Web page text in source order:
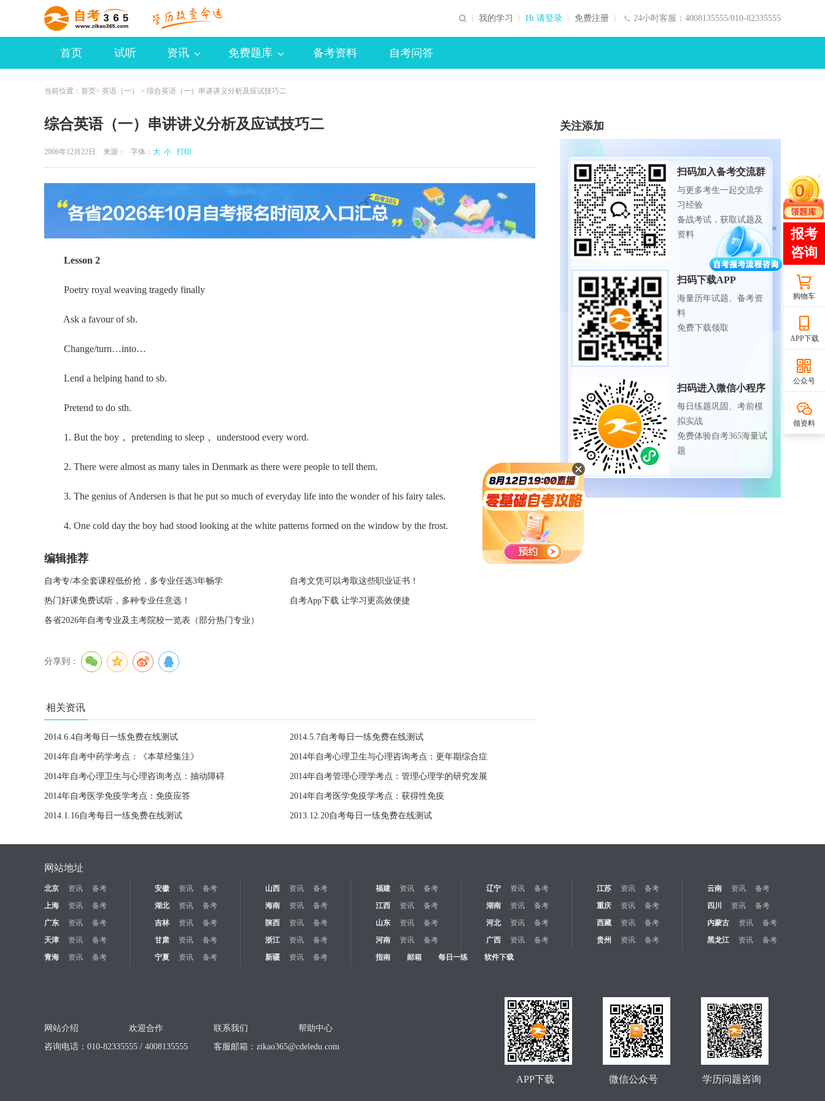
24小时客服：4008135555/010-82335555
我的学习 Hi 请登录 免费注册
首页 试听 资讯 免费题库 备考资料 自考问答
当前位置： 首页> 英语（一） > 综合英语（一）串讲讲义分析及应试技巧二
综合英语（一）串讲讲义分析及应试技巧二
2006年12月22日 来源： 字体： 大 小 打印
Lesson 2
Poetry royal weaving tragedy finally
Ask a favour of sb.
Change/turn…into…
Lend a helping hand to sb.
Pretend to do sth.
1. But the boy， pretending to sleep， understood every word.
2. There were almost as many tales in Denmark as there were people to tell them.
3. The genius of Andersen is that he put so much of everyday life into the wonder of his fairy tales.
4. One cold day the boy had stood looking at the white patterns formed on the window by the frost.
编辑推荐
自考专/本全套课程低价抢，多专业任选3年畅学 自考文凭可以考取这些职业证书！
热门好课免费试听，多种专业任意选！ 自考App下载 让学习更高效便捷
各省2026年自考专业及主考院校一览表（部分热门专业）
分享到：
相关资讯
2014.6.4自考每日一练免费在线测试 2014.5.7自考每日一练免费在线测试
2014年自考中药学考点：《本草经集注》 2014年自考心理卫生与心理咨询考点：更年期综合症
2014年自考心理卫生与心理咨询考点：抽动障碍 2014年自考管理心理学考点：管理心理学的研究发展
2014年自考医学免疫学考点：免疫应答 2014年自考医学免疫学考点：获得性免疫
2014.1.16自考每日一练免费在线测试 2013.12.20自考每日一练免费在线测试
关注添加
扫码加入备考交流群
与更多考生一起交流学
习经验
备战考试，获取试题及
资料
扫码下载APP
海量历年试题、备考资
料
免费下载领取
扫码进入微信小程序
每日练题巩固、考前模
拟实战
免费体验自考365海量试
题
购物车
APP下载
公众号
领资料
网站地址
北京 资讯 备考 安徽 资讯 备考 山西 资讯 备考 福建 资讯 备考 辽宁 资讯 备考 江苏 资讯 备考 云南 资讯
备考
上海
资讯 备考 湖北 资讯 备考 海南 资讯 备考 江西 资讯 备考 湖南 资讯 备考 重庆 资讯 备考 四川 资讯
备考
广东
资讯 备考 吉林 资讯 备考 陕西 资讯 备考 山东 资讯 备考 河北 资讯 备考 西藏 资讯 备考 内蒙古 资讯
备考
天津
资讯 备考 甘肃 资讯 备考 浙江 资讯 备考 河南 资讯 备考 广西 资讯 备考 贵州 资讯 备考 黑龙江 资讯
备考
青海
资讯 备考 宁夏 资讯 备考 新疆 资讯 备考 指南 邮箱 每日一练 软件下载
网站介绍 欢迎合作 联系我们
帮助中心
咨询电话：010-82335555 / 4008135555
客服邮箱： zikao365@cdeledu.com
学历问题咨询
微信公众号
APP下载